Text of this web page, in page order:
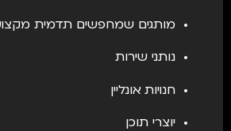
מותגים שמחפשים תדמית
נותני שירות
חנויות אונליין
יוצרי תוכן